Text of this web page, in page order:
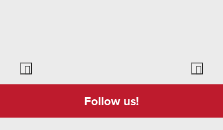
Follow us!